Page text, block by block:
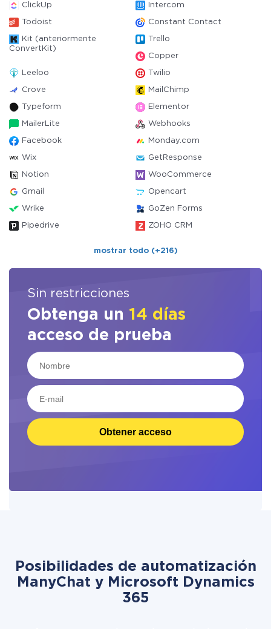
ClickUp Intercom
Todoist Constant Contact
Kit (anteriormente
ConvertKit)
Trello
Copper
Leeloo Twilio
Crove MailChimp
Typeform Elementor
MailerLite Webhooks
Facebook Monday.com
Wix GetResponse
Notion WooCommerce
Gmail Opencart
Wrike GoZen Forms
Pipedrive ZOHO CRM
mostrar todo (+216)
Sin restricciones
Obtenga un 14 días
acceso de prueba
Obtener acceso
Posibilidades de automatización
ManyChat y Microsoft Dynamics
365